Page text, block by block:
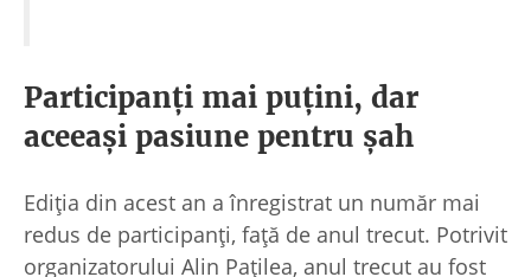
Participanți mai puțini, dar
aceeași pasiune pentru șah
Ediția din acest an a înregistrat un număr mai
redus de participanți, față de anul trecut. Potrivit
organizatorului Alin Pațilea, anul trecut au fost